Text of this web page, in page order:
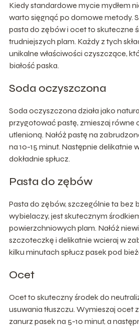
Kiedy standardowe mycie mydłem
warto sięgnąć po domowe metody.
pasta do zębów i ocet to skuteczne
trudniejszych plam. Każdy z tych
unikalne właściwości czyszczące,
białość paska.
Soda oczyszczona
Soda oczyszczona działa jako
przygotować pastę, zmieszaj równe
utlenioną. Nałóż pastę na
na 10-15 minut. Następnie delikatnie
dokładnie spłucz.
Pasta do zębów
Pasta do zębów, szczególnie ta bez
wybielaczy, jest skutecznym
powierzchniowych plam. Nałóż
szczoteczkę i delikatnie wcieraj w
kilku minutach spłucz pasek pod
Ocet
Ocet to skuteczny środek do
usuwania tłuszczu. Wymieszaj ocet
zanurz pasek na 5-10 minut, a